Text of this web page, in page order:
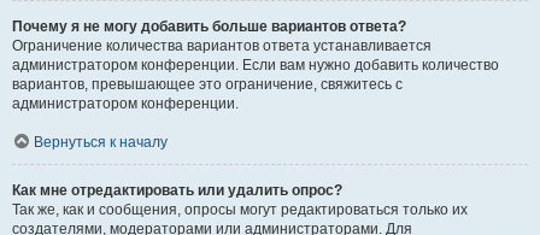
Почему я не могу добавить больше вариантов ответа?
Ограничение количества вариантов ответа устанавливается
администратором конференции. Если вам нужно добавить количество
вариантов, превышающее это ограничение, свяжитесь с
администратором конференции.
Вернуться к началу
Как мне отредактировать или удалить опрос?
Так же, как и сообщения, опросы могут редактироваться только их
создателями, модераторами или администраторами. Для